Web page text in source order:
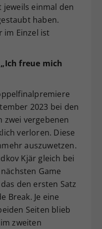
einmal den
haben.
im Einzel ist
freue mich
2023 bei den
zwei vergebenen
verloren. Diese
auszuwetzen.
Kjär gleich bei
Game
den ersten Satz
Break. Je eine
Seiten blieb
zweiten